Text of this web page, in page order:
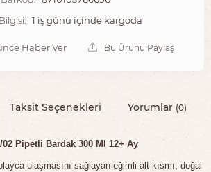
1 iş günü içinde kargoda
Haber Ver Bu Ürünü Paylaş
Taksit Seçenekleri Yorumlar (0)
Pipetli Bardak 300 Ml 12+ Ay
ulaşmasını sağlayan eğimli alt kısmı, doğal